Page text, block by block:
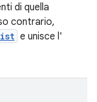
di quella
contrario,
e unisce l'